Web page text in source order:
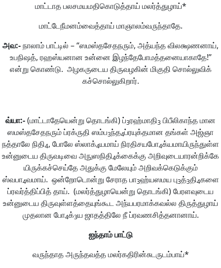
மாட்டாத பலசமயமதிகொடுத்தாய் மலர்த்துழாய்*
மாட்டேநீமனம்வைத்தாய் மாஞாலம்வருந்தாதே.
அவ:-நாலாம் பாட்டில் – “ஸமஸ்தசேதநரும், அத்யந்த விலக்ஷணனாய்,
உபநிஷத், ரஹஸ்யனான உன்னை இழந்தேபோமத்தனையாகாதே!”
என்று கொண்டு. அழகருடைய திருவழகின் மிகுதி சொல்லுவிக்
கச்சொல்லுகிறார்.
வ்யா:-(மாட்டாதேயென்று தொடங்கி) ப்3ரஹ்மாதி3 பிபீலிகாந்த மான
ஸமஸ்தசேதநரும் ப்ரக்ருதி ஸம்ப3ந்த4ப்ரயுக்தமான தங்கள் அஜ்ஞா
நத்தாலே நிதி4, போலே ஸ்லாக்4யமாய் நிரதிசயபோ4க்யமாயிருந்துள்ள
உன்னுடைய திருவடிவை அநுஸநிதி4க்கைக்கு அறிவுடையாரன்றிக்கே
யிருக்கச்செய்தே அதுக்கு மேலேயும் அறிவக்கெடுக்கும்
ஸ்வபா4வமாய். ஒன்றோடொன்று சேராத பா3ஹ்யஸமய பு3த்3தி4களை
ப்ரவர்த்திப்பித் தாய். (மலர்த்துழாயென்று தொடங்கி) பேரளவுடைய
உன்னுடைய திருவுள்ளத்தையுங்கூட அந்யபரமாக்கவல்ல திருத்துழாய்
முதலான போ4க்3ய ஜாதத்திலே நீ ப்ரவணசித்தனானாய்.
ஐந்தாம் பாட்டு
வருந்தாத அருந்தவத்த மலர்கதிரின்சுடருடம்பாய்*